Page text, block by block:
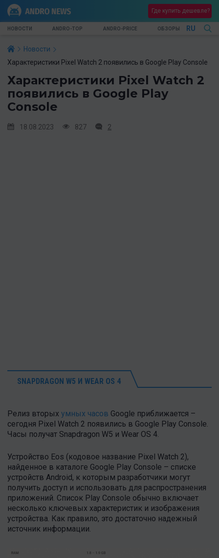
Где купить дешевле?
НОВОСТИ ANDRO-TOP ANDRO-PRICE ОБЗОРЫ RU
Новости
Характеристики Pixel Watch 2 появились в Google Play Console
Характеристики Pixel Watch 2
появились в Google Play
Console
18.08.2023 827 2
SNAPDRAGON W5 И WEAR OS 4
Релиз вторых умных часов Google приближается –
сегодня Pixel Watch 2 появились в Google Play Console.
Часы получат Snapdragon W5 и Wear OS 4.
Устройство Eos (кодовое название Pixel Watch 2),
найденное в каталоге Google Play Console – списке
устройств Android, к которым разработчики могут
получить доступ и использовать для распространения
приложений. Список Play Console обычно включает
несколько ключевых характеристик и изображения
устройства. Как правило, это достаточно надежный
источник информации.